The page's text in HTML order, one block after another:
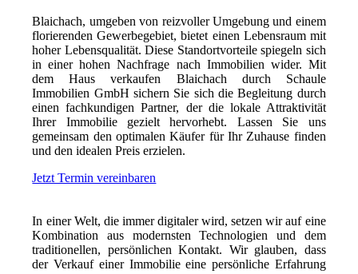
Blaichach, umgeben von reizvoller Umgebung und einem
florierenden Gewerbegebiet, bietet einen Lebensraum mit
hoher Lebensqualität. Diese Standortvorteile spiegeln sich
in einer hohen Nachfrage nach Immobilien wider. Mit
dem Haus verkaufen Blaichach durch Schaule
Immobilien GmbH sichern Sie sich die Begleitung durch
einen fachkundigen Partner, der die lokale Attraktivität
Ihrer Immobilie gezielt hervorhebt. Lassen Sie uns
gemeinsam den optimalen Käufer für Ihr Zuhause finden
und den idealen Preis erzielen.
Jetzt Termin vereinbaren
In einer Welt, die immer digitaler wird, setzen wir auf eine
Kombination aus modernsten Technologien und dem
traditionellen, persönlichen Kontakt. Wir glauben, dass
der Verkauf einer Immobilie eine persönliche Erfahrung